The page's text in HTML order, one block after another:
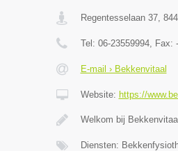
Regentesselaan 37,
Tel: 06-23559994, Fax: -
E-mail › Bekkenvitaal
Website: https://
Welkom bij
Diensten: